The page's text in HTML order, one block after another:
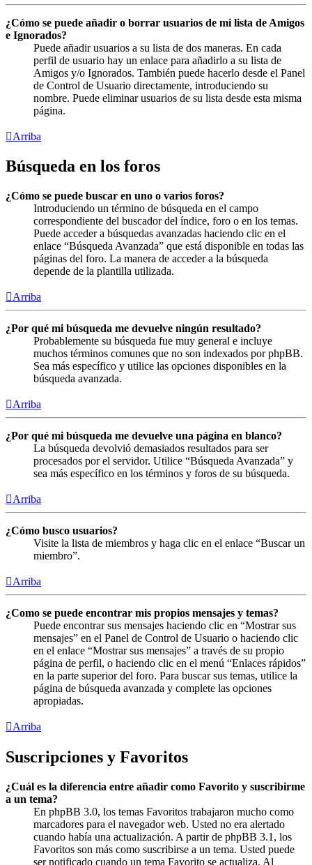
¿Cómo se puede añadir o borrar usuarios de mi lista de Amigos
e Ignorados?
Puede añadir usuarios a su lista de dos maneras. En cada
perfil de usuario hay un enlace para añadirlo a su lista de
Amigos y/o Ignorados. También puede hacerlo desde el Panel
de Control de Usuario directamente, introduciendo su
nombre. Puede eliminar usuarios de su lista desde esta misma
página.
Arriba
Búsqueda en los foros
¿Cómo se puede buscar en uno o varios foros?
Introduciendo un término de búsqueda en el campo
correspondiente del buscador del índice, foro o en los temas.
Puede acceder a búsquedas avanzadas haciendo clic en el
enlace “Búsqueda Avanzada” que está disponible en todas las
páginas del foro. La manera de acceder a la búsqueda
depende de la plantilla utilizada.
Arriba
¿Por qué mi búsqueda me devuelve ningún resultado?
Probablemente su búsqueda fue muy general e incluye
muchos términos comunes que no son indexados por phpBB.
Sea más específico y utilice las opciones disponibles en la
búsqueda avanzada.
Arriba
¿Por qué mi búsqueda me devuelve una página en blanco?
La búsqueda devolvió demasiados resultados para ser
procesados por el servidor. Utilice “Búsqueda Avanzada” y
sea más específico en los términos y foros de su búsqueda.
Arriba
¿Cómo busco usuarios?
Visite la lista de miembros y haga clic en el enlace “Buscar un
miembro”.
Arriba
¿Como se puede encontrar mis propios mensajes y temas?
Puede encontrar sus mensajes haciendo clic en “Mostrar sus
mensajes” en el Panel de Control de Usuario o haciendo clic
en el enlace “Mostrar sus mensajes” a través de su propio
página de perfil, o haciendo clic en el menú “Enlaces rápidos”
en la parte superior del foro. Para buscar sus temas, utilice la
página de búsqueda avanzada y complete las opciones
apropiadas.
Arriba
Suscripciones y Favoritos
¿Cuál es la diferencia entre añadir como Favorito y suscribirme
a un tema?
En phpBB 3.0, los temas Favoritos trabajaron mucho como
marcadores para el navegador web. Usted no era alertado
cuando había una actualización. A partir de phpBB 3.1, los
Favoritos son más como suscribirse a un tema. Usted puede
ser notificado cuando un tema Favorito se actualiza. Al